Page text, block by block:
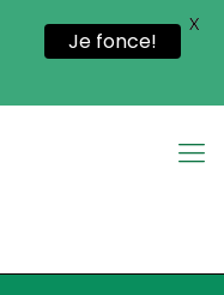
Je fonce!
X